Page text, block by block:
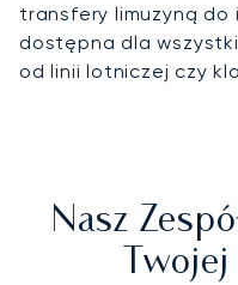
transfery limuzyną do
dostępna dla
od linii lotniczej czy
Nasz